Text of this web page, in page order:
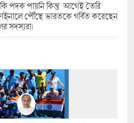
পদক পায়নি কিন্তু আগেই তৈরি
পৌঁছে ভারতকে গর্বিত করেছেন
সদস্যরা।